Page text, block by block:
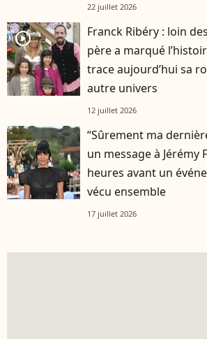
22 juillet 2026
player2
Franck Ribéry : loin
père a marqué
trace aujourd’hui sa
autre univers
12 juillet 2026
“Sûrement ma
un message à Jérémy
heures avant un
vécu ensemble
17 juillet 2026